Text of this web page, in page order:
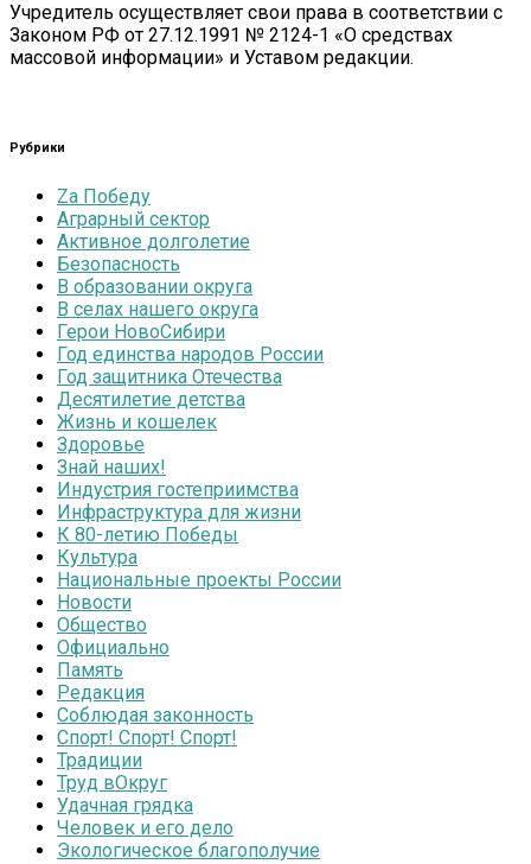
Учредитель осуществляет свои права в соответствии с
Законом РФ от 27.12.1991 № 2124-1 «О средствах
массовой информации» и Уставом редакции.
Рубрики
Zа Победу
Аграрный сектор
Активное долголетие
Безопасность
В образовании округа
В селах нашего округа
Герои НовоСибири
Год единства народов России
Год защитника Отечества
Десятилетие детства
Жизнь и кошелек
Здоровье
Знай наших!
Индустрия гостеприимства
Инфраструктура для жизни
К 80-летию Победы
Культура
Национальные проекты России
Новости
Общество
Официально
Память
Редакция
Соблюдая законность
Спорт! Спорт! Спорт!
Традиции
Труд вОкруг
Удачная грядка
Человек и его дело
Экологическое благополучие